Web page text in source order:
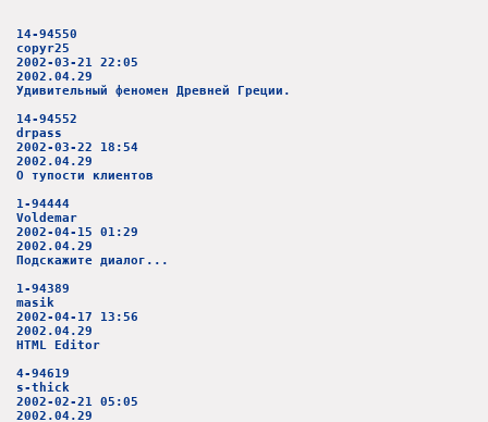
14-94550
copyr25
2002-03-21 22:05
2002.04.29
Удивительный феномен Древней Греции.
14-94552
drpass
2002-03-22 18:54
2002.04.29
О тупости клиентов
1-94444
Voldemar
2002-04-15 01:29
2002.04.29
Подскажите диалог...
1-94389
masik
2002-04-17 13:56
2002.04.29
HTML Editor
4-94619
s-thick
2002-02-21 05:05
2002.04.29